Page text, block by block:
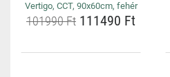
Vertigo, CCT, 90x60cm, fehér
101990 Ft 111490 Ft